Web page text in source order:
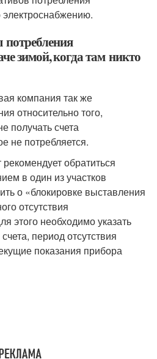
электроснабжению.
зимой, когда там никто
компания так же
относительно того,
получать счета
не потребляется.
обратиться
в один из участков
о «блокировке выставления
отсутствия
этого необходимо указать
период отсутствия
показания прибора